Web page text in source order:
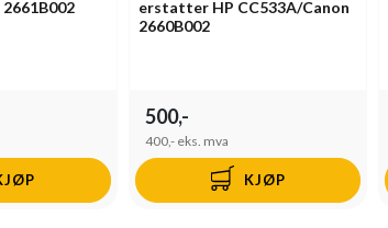
erstatter HP CC533A/Canon
2660B002
500,-
400,- eks. mva
KJØP